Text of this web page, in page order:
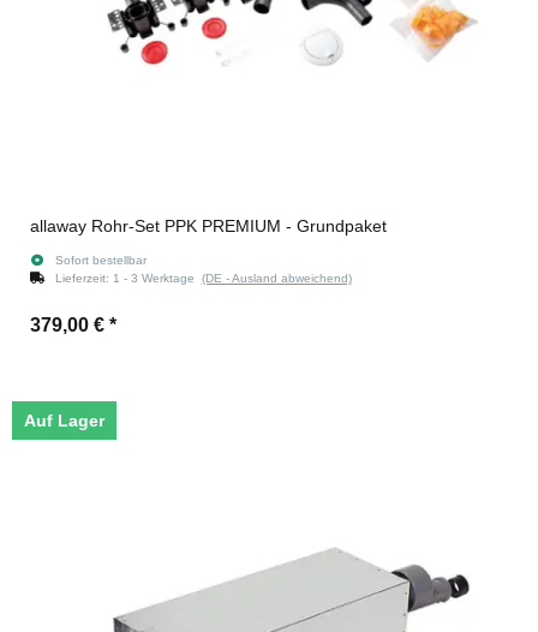
allaway Rohr-Set PPK PREMIUM - Grundpaket
Sofort bestellbar
Lieferzeit: 1 - 3 Werktage (DE - Ausland abweichend)
379,00 € *
Auf Lager